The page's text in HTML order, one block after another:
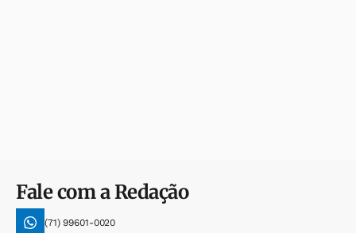
Fale com a Redação
(71) 99601-0020